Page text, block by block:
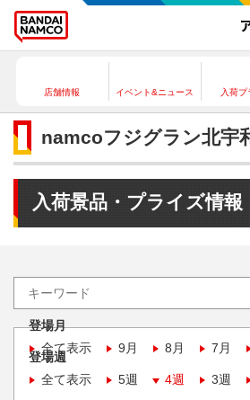
店舗情報 イベント&ニュース 入荷プ
namcoフジグラン北宇
入荷景品・プライズ情報
登場月
全て表示
9月 8月 7月
登場週
全て表示
5週 4週 3週